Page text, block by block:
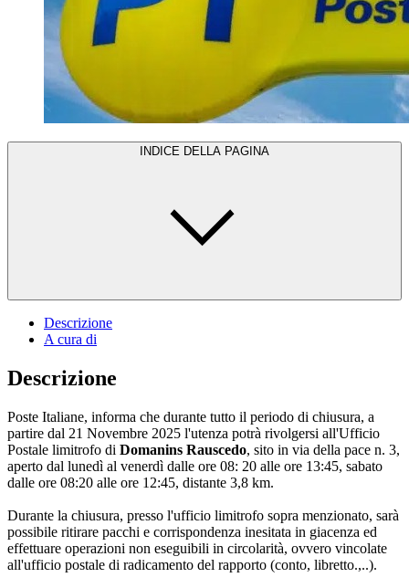
INDICE DELLA PAGINA
Descrizione
A cura di
Descrizione
Poste Italiane, informa che durante tutto il periodo di chiusura, a
partire dal 21 Novembre 2025 l'utenza potrà rivolgersi all'Ufficio
Postale limitrofo di Domanins Rauscedo, sito in via della pace n. 3,
aperto dal lunedì al venerdì dalle ore 08: 20 alle ore 13:45, sabato
dalle ore 08:20 alle ore 12:45, distante 3,8 km.
Durante la chiusura, presso l'ufficio limitrofo sopra menzionato, sarà
possibile ritirare pacchi e corrispondenza inesitata in giacenza ed
effettuare operazioni non eseguibili in circolarità, ovvero vincolate
all'ufficio postale di radicamento del rapporto (conto, libretto.,..).